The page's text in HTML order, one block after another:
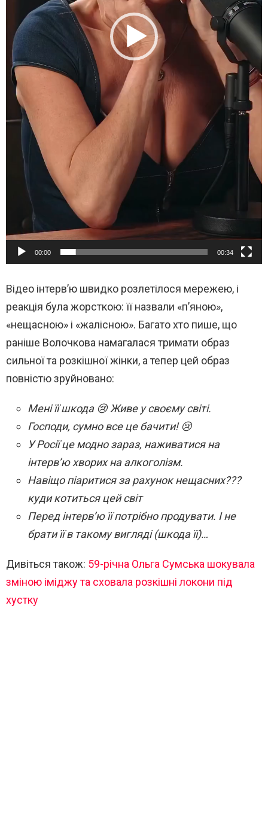
00:00 00:34
Відео інтерв’ю швидко розлетілося мережею, і
реакція була жорсткою: її назвали «п’яною»,
«нещасною» і «жалісною». Багато хто пише, що
раніше Волочкова намагалася тримати образ
сильної та розкішної жінки, а тепер цей образ
повністю зруйновано:
Мені її шкода 😢 Живе у своєму світі.
Господи, сумно все це бачити! 😢
У Росії це модно зараз, наживатися на
інтерв’ю хворих на алкоголізм.
Навіщо піаритися за рахунок нещасних???
куди котиться цей світ
Перед інтерв’ю її потрібно продувати. І не
брати її в такому вигляді (шкода її)…
Дивіться також: 59-річна Ольга Сумська шокувала
зміною іміджу та сховала розкішні локони під
хустку